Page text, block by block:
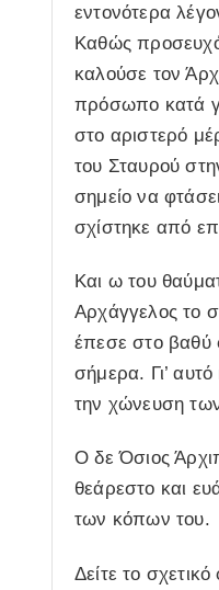
εντονότερα
Καθώς
καλούσε τον
πρόσωπο κατά
στο αριστερό
του Σταυρού
σημείο να
σχίστηκε από
Και ω του
Αρχάγγελος το
έπεσε στο βαθύ
σήμερα. Γι’
την χώνευση
Ο δε Όσιος
θεάρεστο και
των κόπων του.
Δείτε το